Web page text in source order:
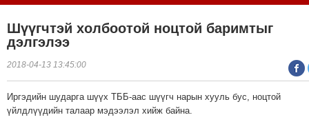
ЭРҮҮЛ
МЭНД
СПОРТ
ENTERTAINMENT
Шүүгчтэй холбоотой ноцтой баримтыг
дэлгэлээ
2018-04-13 13:45:00
Иргэдийн шударга шүүх ТББ-аас шүүгч нарын хууль бус, ноцтой
үйлдлүүдийн талаар мэдээлэл хийж байна.